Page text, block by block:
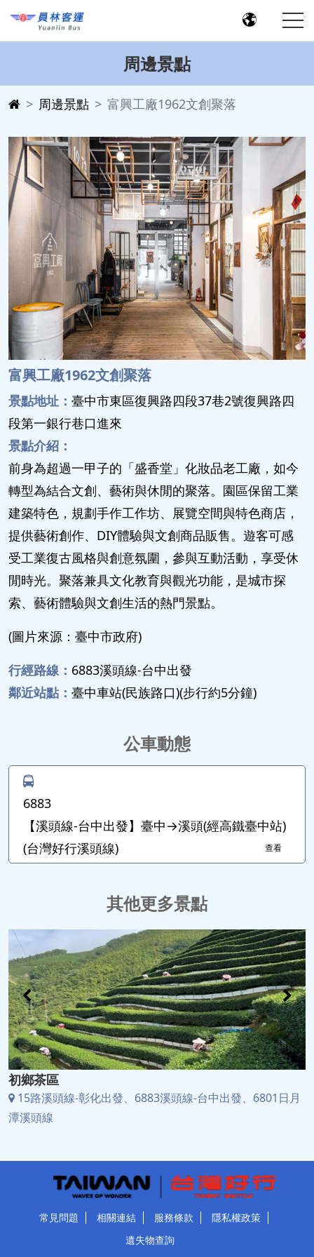
周邊景點
周邊景點 富興工廠1962文創聚落
富興工廠1962文創聚落
景點地址： 臺中市東區復興路四段37巷2號復興路四
段第一銀行巷口進來
景點介紹：
前身為超過一甲子的「盛香堂」化妝品老工廠，如今
轉型為結合文創、藝術與休閒的聚落。園區保留工業
建築特色，規劃手作工作坊、展覽空間與特色商店，
提供藝術創作、DIY體驗與文創商品販售。遊客可感
受工業復古風格與創意氛圍，參與互動活動，享受休
閒時光。聚落兼具文化教育與觀光功能，是城市探
索、藝術體驗與文創生活的熱門景點。
(圖片來源：臺中市政府)
行經路線： 6883溪頭線-台中出發
鄰近站點： 臺中車站(民族路口)(步行約5分鐘)
公車動態
6883
【溪頭線-台中出發】臺中→溪頭(經高鐵臺中站)
(台灣好行溪頭線)
查看
其他更多景點
初鄉茶區
15路溪頭線-彰化出發、6883溪頭線-台中出發、6801日月
潭溪頭線
常見問題 相關連結 服務條款
隱私權政策
遺失物查詢